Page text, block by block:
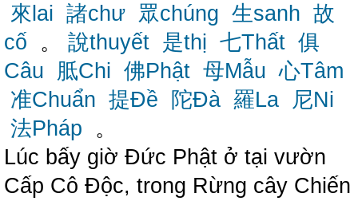
來lai 諸chư 眾chúng 生sanh 故
cố 。 說thuyết 是thị 七Thất 俱
Câu
胝Chi 佛Phật 母Mẫu 心Tâm
准Chuẩn 提Đề 陀Đà 羅La
尼Ni
法Pháp 。
Lúc bấy giờ Đức Phật ở tại vườn
Cấp Cô Độc, trong Rừng cây Chiến